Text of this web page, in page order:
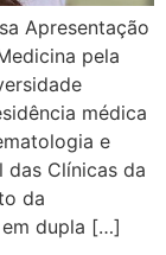
Apresentação
pela
médica
e
das Clínicas da
da
em dupla […]